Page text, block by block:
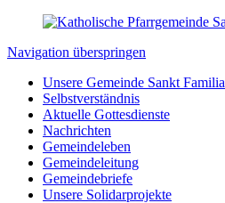
Navigation überspringen
Unsere Gemeinde Sankt Familia
Selbstverständnis
Aktuelle Gottesdienste
Nachrichten
Gemeindeleben
Gemeindeleitung
Gemeindebriefe
Unsere Solidarprojekte